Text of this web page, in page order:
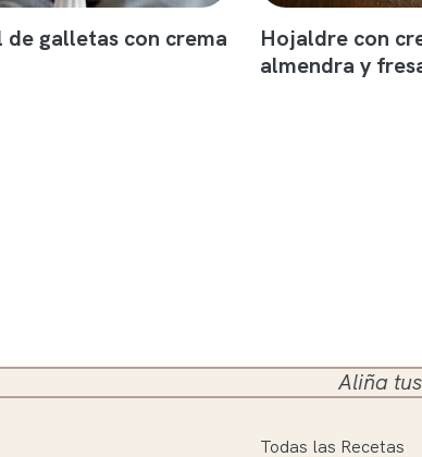
galletas con crema
Hojaldre con
almendra y
Aliña tus
Todas las Recetas